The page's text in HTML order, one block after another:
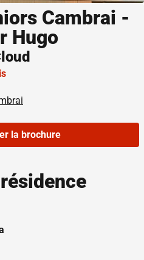
Cambrai -
Hugo
la brochure